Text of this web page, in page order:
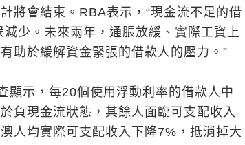
將會結束。RBA表示，“現金流不足的借
少。未來兩年，通脹放緩、實際工資上
助於緩解資金緊張的借款人的壓力。”
顯示，每20個使用浮動利率的借款人中
負現金流狀態，其餘人面臨可支配收入
人均實際可支配收入下降7%，抵消掉大